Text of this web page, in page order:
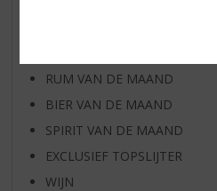
RUM VAN DE MAAND
BIER VAN DE MAAND
SPIRIT VAN DE MAAND
EXCLUSIEF TOPSLIJTER
WIJN